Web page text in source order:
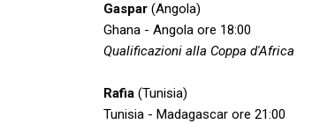
Gaspar (Angola)
Ghana - Angola ore 18:00
Qualificazioni alla Coppa d'Africa
Rafia (Tunisia)
Tunisia - Madagascar ore 21:00